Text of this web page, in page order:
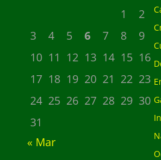
1
2
3
4 5 6 7 8
9
10 11 12 13 14 15 16
17 18 19 20 21 22 23
24 25 26 27 28 29 30
31
« Mar